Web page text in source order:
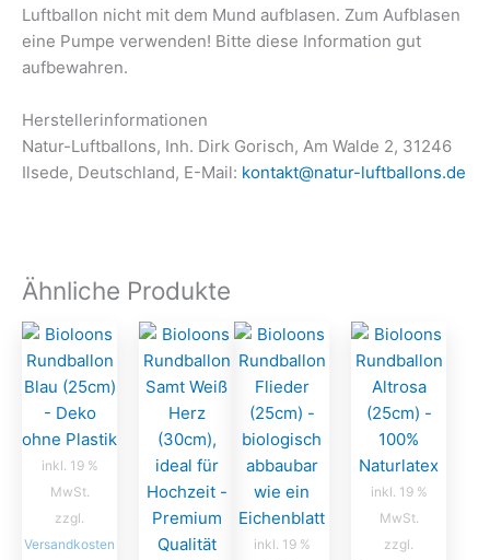
Luftballon nicht mit dem Mund aufblasen. Zum Aufblasen
eine Pumpe verwenden! Bitte diese Information gut
aufbewahren.
Herstellerinformationen
Natur-Luftballons, Inh. Dirk Gorisch, Am Walde 2, 31246
Ilsede, Deutschland, E-Mail: kontakt@natur-luftballons.de
Ähnliche Produkte
inkl. 19 %
MwSt.
zzgl.
Versandkosten
inkl. 19 %
inkl. 19 %
MwSt.
zzgl.